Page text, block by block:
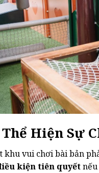
Thể Hiện Sự
khu vui chơi bài bản
kiện tiên quyết